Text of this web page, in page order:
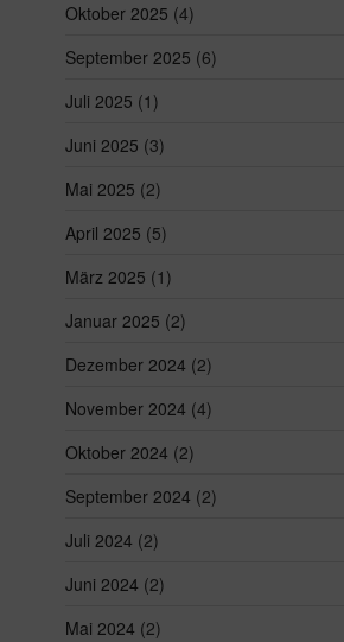
Oktober 2025 (4)
September 2025 (6)
Juli 2025 (1)
Juni 2025 (3)
Mai 2025 (2)
April 2025 (5)
März 2025 (1)
Januar 2025 (2)
Dezember 2024 (2)
November 2024 (4)
Oktober 2024 (2)
September 2024 (2)
Juli 2024 (2)
Juni 2024 (2)
Mai 2024 (2)